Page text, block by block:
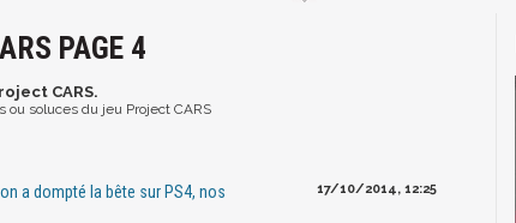
PAGE 4
CARS.
soluces du jeu Project CARS
a dompté la bête sur PS4, nos
17/10/2014, 12:25